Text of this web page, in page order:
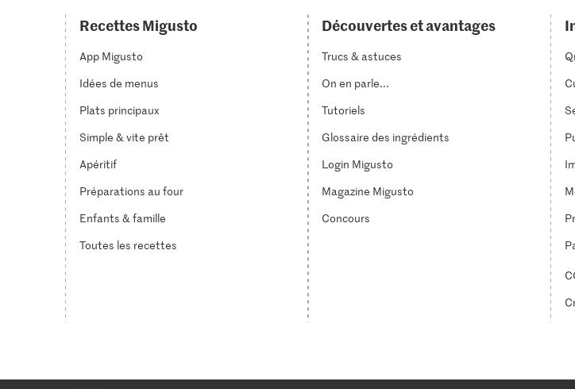
Recettes Migusto
App Migusto
Idées de menus
Plats principaux
Simple & vite prêt
Apéritif
Préparations au four
Enfants & famille
Toutes les recettes
Découvertes et avantages
Trucs & astuces
On en parle...
Tutoriels
Glossaire des ingrédients
Login Migusto
Magazine Migusto
Concours